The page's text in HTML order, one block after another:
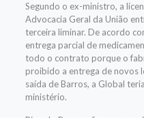
Segundo o ex-ministro, a
Advocacia Geral da União
terceira liminar. De acordo
entrega parcial de
todo o contrato porque o
proibido a entrega de novos
saída de Barros, a Global
ministério.